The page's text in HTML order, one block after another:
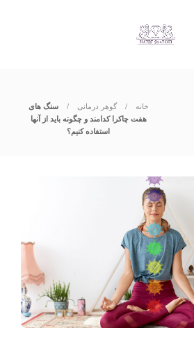
خانه گوهر درمانی
سنگ های
هفت چاکرا کدامند و چگونه باید از آنها
استفاده کنیم؟